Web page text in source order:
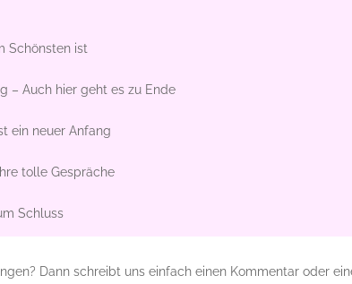
Schönsten ist
– Auch hier geht es zu Ende
ein neuer Anfang
tolle Gespräche
Schluss
Dann schreibt uns einfach einen Kommentar oder